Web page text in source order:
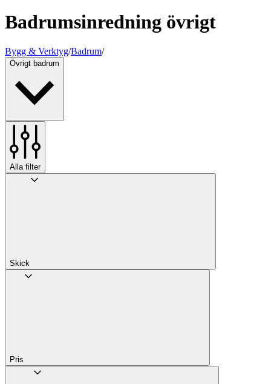
Badrumsinredning övrigt
Bygg & Verktyg/Badrum/
Övrigt badrum
Alla filter
Skick
Pris